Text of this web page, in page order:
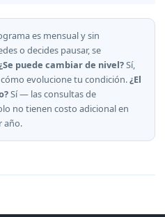
es mensual y sin
o decides pausar, se
puede cambiar de nivel?Sí,
evolucione tu condición.¿El
Sí — las consultas de
no tienen costo adicional en
año.